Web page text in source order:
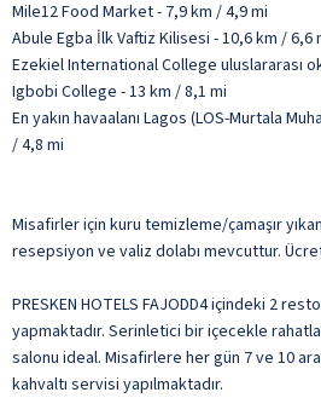
Mile12 Food Market - 7,9 km / 4,9 mi
Abule Egba İlk Vaftiz Kilisesi - 10,6 km / 6,6
Ezekiel International College uluslararası
Igbobi College - 13 km / 8,1 mi
En yakın havaalanı Lagos (LOS-Murtala
/ 4,8 mi
Misafirler için kuru temizleme/çamaşır
resepsiyon ve valiz dolabı mevcuttur.
PRESKEN HOTELS FAJODD4 içindeki 2
yapmaktadır. Serinletici bir içecekle
salonu ideal. Misafirlere her gün 7 ve 10
kahvaltı servisi yapılmaktadır.